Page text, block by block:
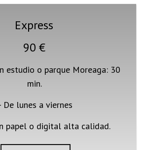
Express
90 €
estudio o parque Moreaga: 30
min.
De lunes a viernes
papel o digital alta calidad.